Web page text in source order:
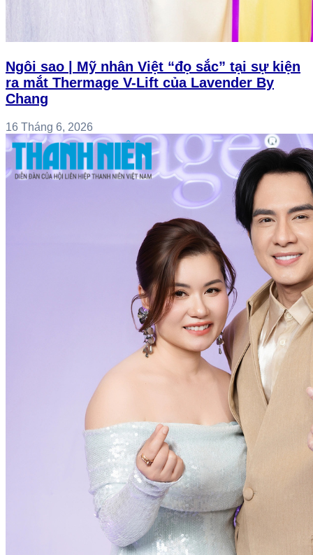
Ngôi sao | Mỹ nhân Việt “đọ sắc” tại sự kiện
ra mắt Thermage V-Lift của Lavender By
Chang
16 Tháng 6, 2026